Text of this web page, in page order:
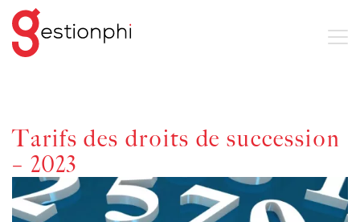
Tarifs des droits de succession
– 2023